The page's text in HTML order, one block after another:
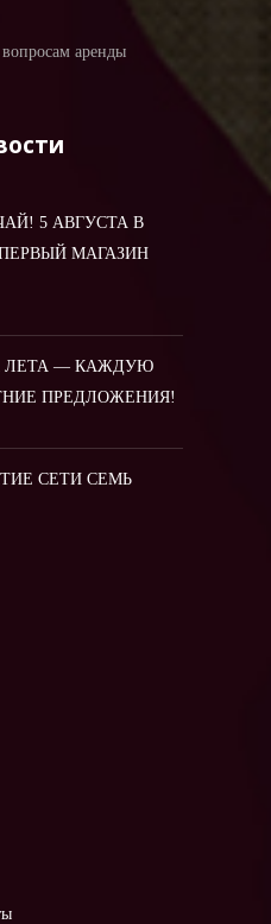
аренды
5 АВГУСТА В
МАГАЗИН
ЛЕТА — КАЖДУЮ
ПРЕДЛОЖЕНИЯ!
СЕТИ СЕМЬ